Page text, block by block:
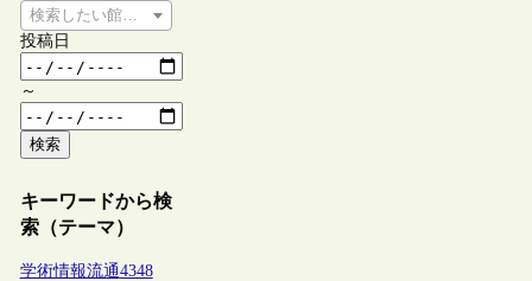
検索したい館種を選択してください
投稿日
～
検索
キーワードから検
索（テーマ）
学術情報流通4348